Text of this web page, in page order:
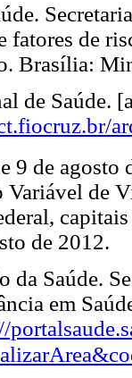
de
Brasília:
de Saúde.
9 de agosto
de
de 2012.
Saúde.
em